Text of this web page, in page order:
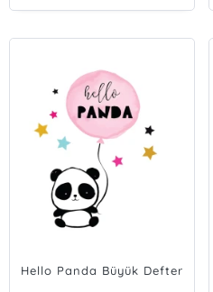
Hello Panda Büyük Defter